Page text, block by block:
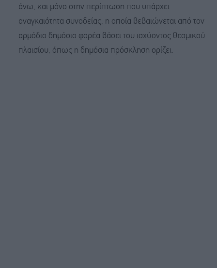
άνω, και μόνο στην περίπτωση που υπάρχει
αναγκαιότητα συνοδείας, η οποία βεβαιώνεται από τον
αρμόδιο δημόσιο φορέα βάσει του ισχύοντος θεσμικού
πλαισίου, όπως η δημόσια πρόσκληση ορίζει.